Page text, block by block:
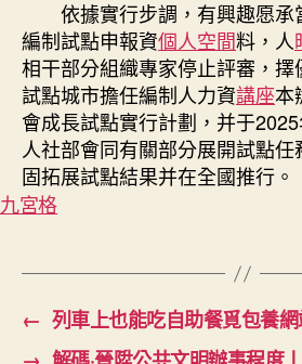
依據實行步調，有興趣愿
編制試點申報資個人空間料，人
相干部分組織專家停止評審，擇
試點城市擔任編制人力資講座本
會成長試點實行計劃，并于
人社部會同有關部分展開試點任
固拓展試點結果并在全國推行。
九宮格
← 列車上也能吃自助餐覓包養